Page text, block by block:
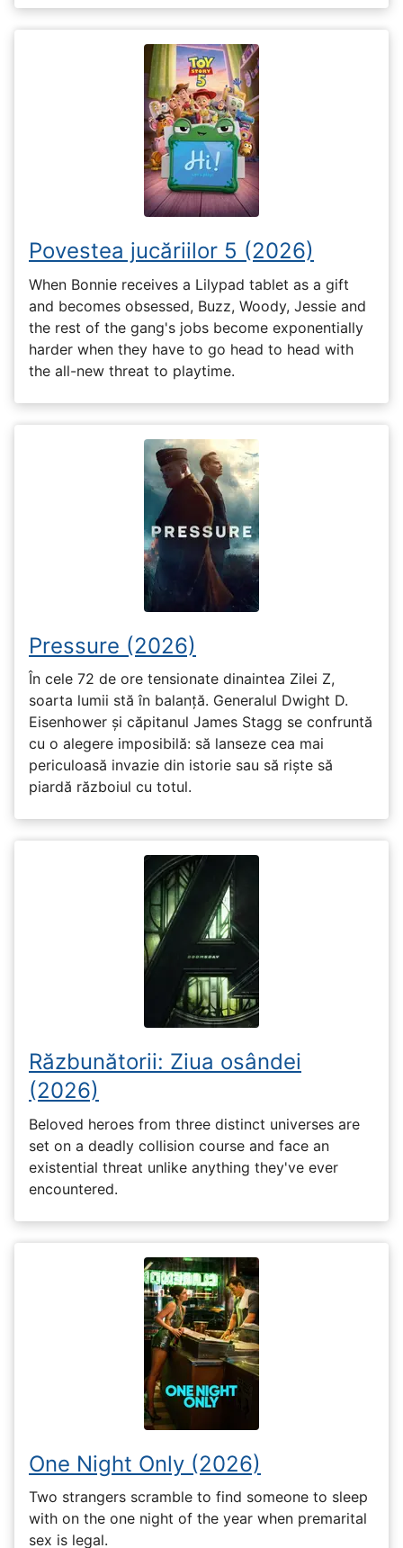
Povestea jucăriilor 5 (2026)
When Bonnie receives a Lilypad tablet as a gift
and becomes obsessed, Buzz, Woody, Jessie and
the rest of the gang's jobs become exponentially
harder when they have to go head to head with
the all-new threat to playtime.
Pressure (2026)
În cele 72 de ore tensionate dinaintea Zilei Z,
soarta lumii stă în balanță. Generalul Dwight D.
Eisenhower și căpitanul James Stagg se confruntă
cu o alegere imposibilă: să lanseze cea mai
periculoasă invazie din istorie sau să riște să
piardă războiul cu totul.
Răzbunătorii: Ziua osândei
(2026)
Beloved heroes from three distinct universes are
set on a deadly collision course and face an
existential threat unlike anything they've ever
encountered.
One Night Only (2026)
Two strangers scramble to find someone to sleep
with on the one night of the year when premarital
sex is legal.